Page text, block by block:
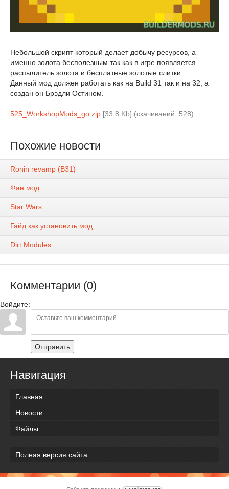
Небольшой скрипт который делает добычу ресурсов, а
именно золота бесполезным так как в игре появляется
распылитель золота и бесплатные золотые слитки.
Данный мод должен работать как на Build 31 так и на 32, а
создан он Брэдли Остином.
525_WorkshopMods_go.zip [33.8 Kb] (cкачиваний: 528)
Похожие новости
Ronin revamp (B31)
Фан мод
Star Wars
Гайд как установить мод
Dirt Modules
Комментарии (0)
Войдите:
Отправить
Навигация
Главная
Новости
Файлы
Полная версия сайта